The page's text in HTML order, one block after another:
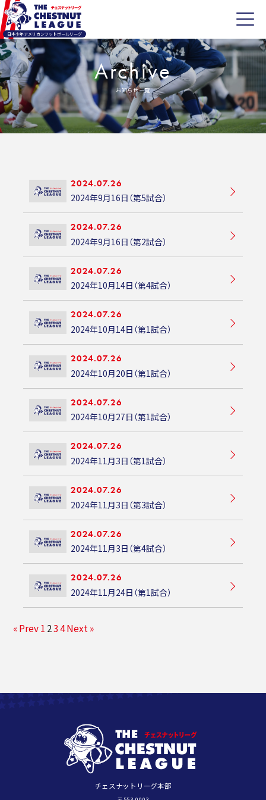
日本少年アメリカンフットボールリーグ
Archive
お知らせ一覧
2024.07.26
2024年9月16日（第5試合）
2024.07.26
2024年9月16日（第2試合）
2024.07.26
2024年10月14日（第4試合）
2024.07.26
2024年10月14日（第1試合）
2024.07.26
2024年10月20日（第1試合）
2024.07.26
2024年10月27日（第1試合）
2024.07.26
2024年11月3日（第1試合）
2024.07.26
2024年11月3日（第3試合）
2024.07.26
2024年11月3日（第4試合）
2024.07.26
2024年11月24日（第1試合）
« Prev1 23 4Next »
チェスナットリーグ本部